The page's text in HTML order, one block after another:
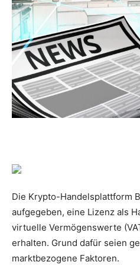
Die Krypto-Handelsplattform
aufgegeben, eine Lizenz als
virtuelle Vermögenswerte
erhalten. Grund dafür seien
marktbezogene Faktoren.